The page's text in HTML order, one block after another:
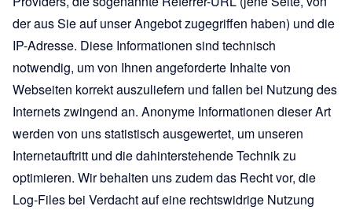
der aus Sie auf unser Angebot zugegriffen haben) und die
IP-Adresse. Diese Informationen sind technisch
notwendig, um von Ihnen angeforderte Inhalte von
Webseiten korrekt auszuliefern und fallen bei Nutzung des
Internets zwingend an. Anonyme Informationen dieser Art
werden von uns statistisch ausgewertet, um unseren
Internetauftritt und die dahinterstehende Technik zu
optimieren. Wir behalten uns zudem das Recht vor, die
Log-Files bei Verdacht auf eine rechtswidrige Nutzung